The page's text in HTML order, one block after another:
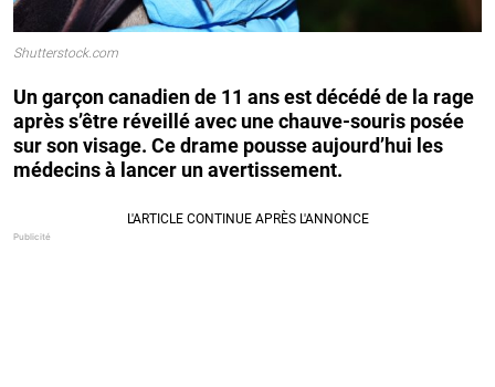
Shutterstock.com
Un garçon canadien de 11 ans est décédé de la rage
après s’être réveillé avec une chauve-souris posée
sur son visage. Ce drame pousse aujourd’hui les
médecins à lancer un avertissement.